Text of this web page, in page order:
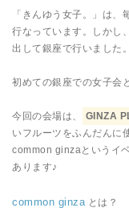
「きんゆう女子。」は
行なっています。しかし
出して銀座で行いました。
初めての銀座での女子会
今回の会場は、 GINZA
いフルーツをふんだんに
common ginzaというイ
あります♪
common ginza とは？